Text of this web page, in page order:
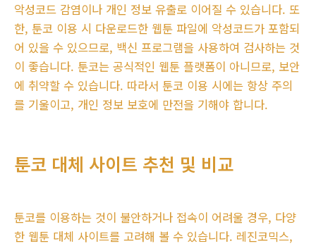
악성코드 감염이나 개인 정보 유출로 이어질 수 있습니다. 또
한, 툰코 이용 시 다운로드한 웹툰 파일에 악성코드가 포함되
어 있을 수 있으므로, 백신 프로그램을 사용하여 검사하는 것
이 좋습니다. 툰코는 공식적인 웹툰 플랫폼이 아니므로, 보안
에 취약할 수 있습니다. 따라서 툰코 이용 시에는 항상 주의
를 기울이고, 개인 정보 보호에 만전을 기해야 합니다.
툰코 대체 사이트 추천 및 비교
툰코를 이용하는 것이 불안하거나 접속이 어려울 경우, 다양
한 웹툰 대체 사이트를 고려해 볼 수 있습니다. 레진코믹스,